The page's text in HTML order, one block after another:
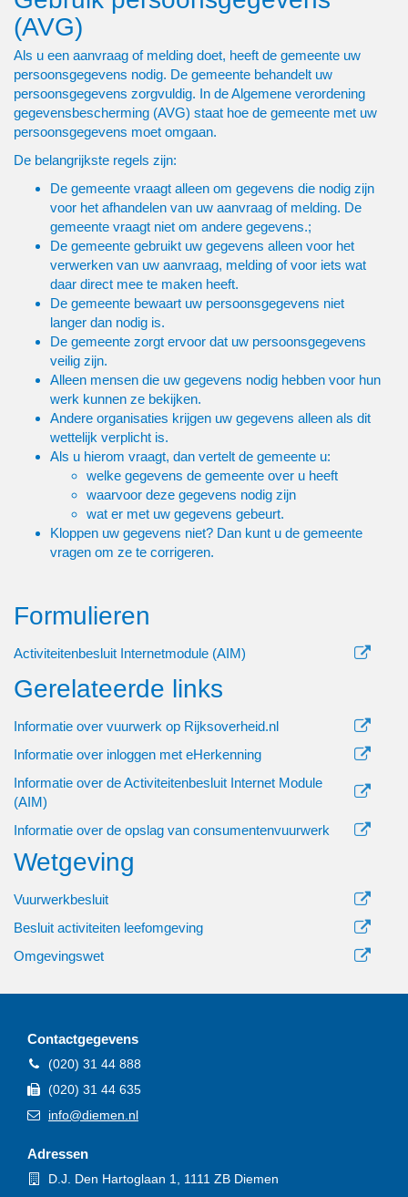
(AVG)
Als u een aanvraag of melding doet, heeft de gemeente uw
persoonsgegevens nodig. De gemeente behandelt uw
persoonsgegevens zorgvuldig. In de Algemene verordening
gegevensbescherming (AVG) staat hoe de gemeente met uw
persoonsgegevens moet omgaan.
De belangrijkste regels zijn:
De gemeente vraagt alleen om gegevens die nodig zijn
voor het afhandelen van uw aanvraag of melding. De
gemeente vraagt niet om andere gegevens.;
De gemeente gebruikt uw gegevens alleen voor het
verwerken van uw aanvraag, melding of voor iets wat
daar direct mee te maken heeft.
De gemeente bewaart uw persoonsgegevens niet
langer dan nodig is.
De gemeente zorgt ervoor dat uw persoonsgegevens
veilig zijn.
Alleen mensen die uw gegevens nodig hebben voor hun
werk kunnen ze bekijken.
Andere organisaties krijgen uw gegevens alleen als dit
wettelijk verplicht is.
Als u hierom vraagt, dan vertelt de gemeente u:
welke gegevens de gemeente over u heeft
waarvoor deze gegevens nodig zijn
wat er met uw gegevens gebeurt.
Kloppen uw gegevens niet? Dan kunt u de gemeente
vragen om ze te corrigeren.
Formulieren
Activiteitenbesluit Internetmodule (AIM)
Gerelateerde links
Informatie over vuurwerk op Rijksoverheid.nl
Informatie over inloggen met eHerkenning
Informatie over de Activiteitenbesluit Internet Module
(AIM)
Informatie over de opslag van consumentenvuurwerk
Wetgeving
Vuurwerkbesluit
Besluit activiteiten leefomgeving
Omgevingswet
Contactgegevens
Telefoon
(020) 31 44 888
Fax
(020) 31 44 635
E-
info@diemen.nl
Adressen
Bezoekadres
D.J. Den Hartoglaan 1, 1111 ZB Diemen